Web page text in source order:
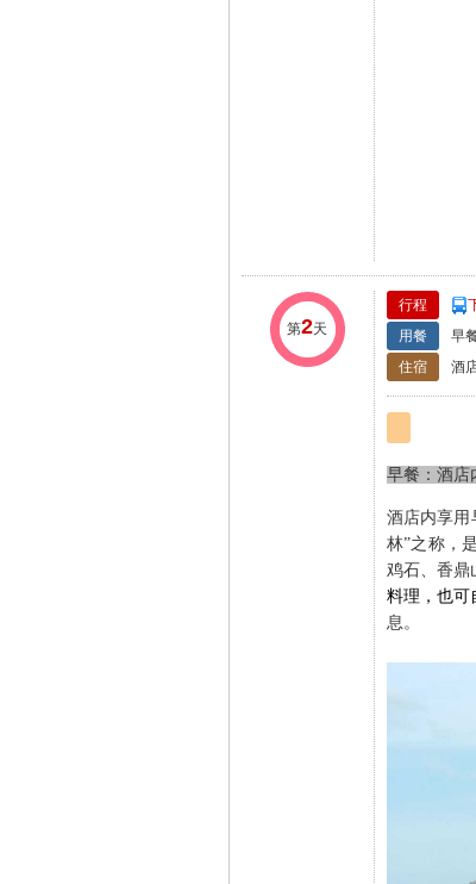
第2天
行程
用餐
早
住宿
酒
早餐：酒店
酒店内享用
林”之称，
鸡石、香鼎
料理，也可
息。